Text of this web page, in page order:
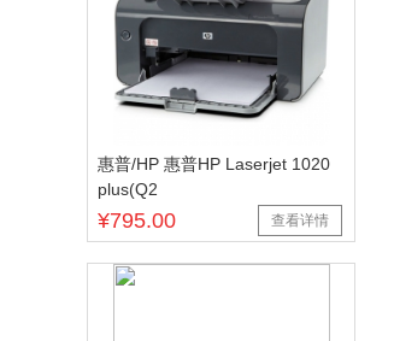
惠普/HP 惠普HP Laserjet 1020
plus(Q2
¥795.00 查看详情